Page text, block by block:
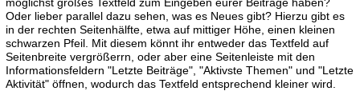
Oder lieber parallel dazu sehen, was es Neues gibt? Hierzu gibt es
in der rechten Seitenhälfte, etwa auf mittiger Höhe, einen kleinen
schwarzen Pfeil. Mit diesem könnt ihr entweder das Textfeld auf
Seitenbreite vergrößerrn, oder aber eine Seitenleiste mit den
Informationsfeldern "Letzte Beiträge", "Aktivste Themen" und "Letzte
Aktivität" öffnen, wodurch das Textfeld entsprechend kleiner wird.